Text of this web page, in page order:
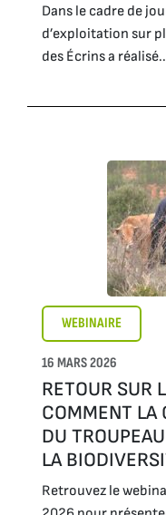
Dans le cadre de
d’exploitation sur
des Écrins a
WEBINAIRE
16 MARS 2026
RETOUR SUR
COMMENT LA
DU
LA
Retrouvez le